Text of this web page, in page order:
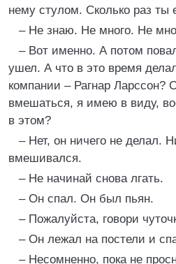
нему стулом. Сколько раз ты
– Не знаю. Не много. Не
– Вот именно. А потом
ушел. А что в это время
компании – Рагнар Ларссон?
вмешаться, я имею в виду,
в этом?
– Нет, он ничего не делал.
вмешивался.
– Не начинай снова лгать.
– Он спал. Он был пьян.
– Пожалуйста, говори
– Он лежал на постели и
– Несомненно, пока не